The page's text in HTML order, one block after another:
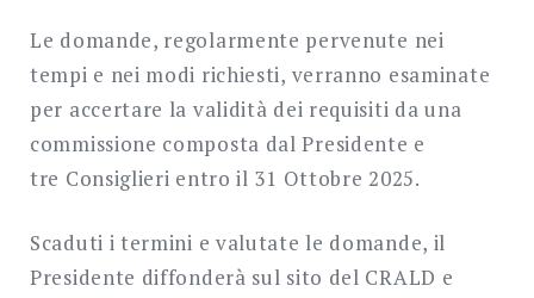
Le domande, regolarmente pervenute nei
tempi e nei modi richiesti, verranno esaminate
per accertare la validità dei requisiti da una
commissione composta dal Presidente e
tre Consiglieri entro il 31 Ottobre 2025.
Scaduti i termini e valutate le domande, il
Presidente diffonderà sul sito del CRALD e